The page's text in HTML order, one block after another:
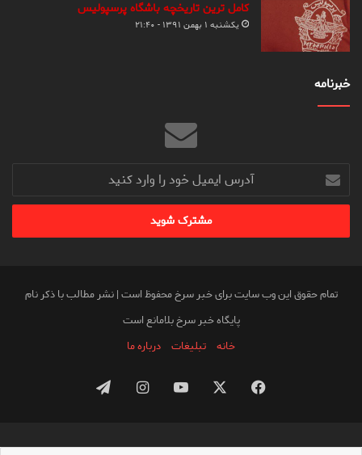
کامل ترین تاریخچه باشگاه پرسپولیس
یکشنبه ۱ بهمن ۱۳۹۱ - ۲۱:۴۰
خبرنامه
آدرس
ایمیل
خود
وارد
تمام حقوق این وب سایت برای خبر سرخ محفوظ است | نشر مطالب با ذکر نام
پایگاه خبر سرخ بلامانع است
خانه
تبلیغات درباره ما
فیس
یوتیوباینستاگرامتلگرام